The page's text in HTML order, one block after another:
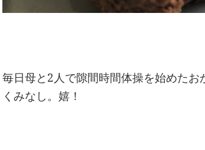
毎日母と2人で隙間時間体操を始めた
くみなし。嬉！